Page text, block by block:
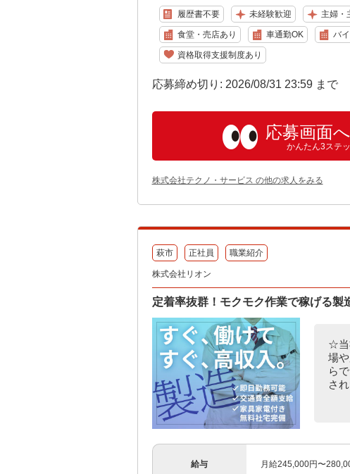
履歴書不要 未経験歓迎 主婦・
食堂・売店あり 車通勤OK バ
資格取得支援制度あり
応募締め切り: 2026/08/31 23:59 まで
応募画面
かんたん3ステッ
株式会社テクノ・サービス の他の求人をみる
萩市 正社員 職業紹介
株式会社リオン
定着率抜群！モクモク作業で稼げる製
☆当
場
ら
さ
給与 月給245,000円〜